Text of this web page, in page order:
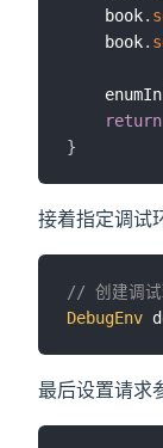
    book
.
    book
.
return
}
接着指定调试
// 创建调试
DebugEnv
最后设置请求